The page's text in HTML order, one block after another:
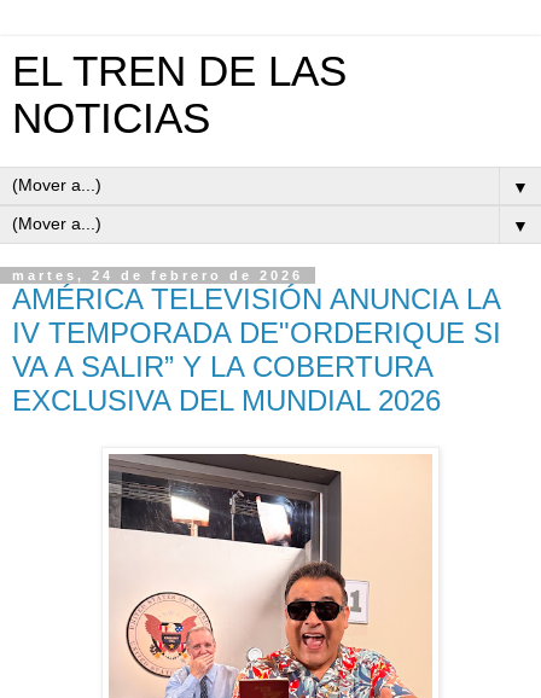
EL TREN DE LAS
NOTICIAS
▼
▼
martes, 24 de febrero de 2026
AMÉRICA TELEVISIÓN ANUNCIA LA
IV TEMPORADA DE"ORDERIQUE SI
VA A SALIR” Y LA COBERTURA
EXCLUSIVA DEL MUNDIAL 2026